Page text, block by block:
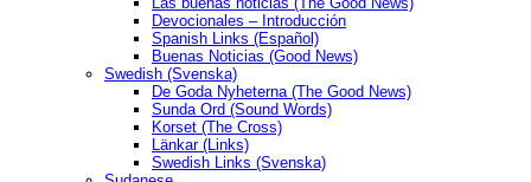
Devocionales – Introducción
Spanish Links (Español)
Buenas Noticias (Good News)
Swedish (Svenska)
De Goda Nyheterna (The Good News)
Sunda Ord (Sound Words)
Korset (The Cross)
Länkar (Links)
Swedish Links (Svenska)